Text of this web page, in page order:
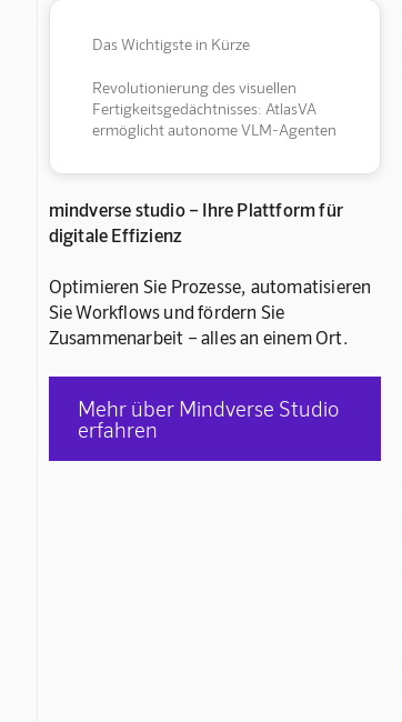
Das Wichtigste in Kürze
Revolutionierung des visuellen
Fertigkeitsgedächtnisses: AtlasVA
ermöglicht autonome VLM-Agenten
mindverse studio – Ihre Plattform für
digitale Effizienz
Optimieren Sie Prozesse, automatisieren
Sie Workflows und fördern Sie
Zusammenarbeit – alles an einem Ort.
Mehr über Mindverse Studio
erfahren